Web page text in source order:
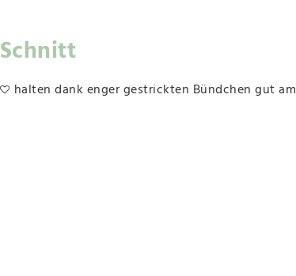
Schnitt
halten dank enger gestrickten Bündchen gut